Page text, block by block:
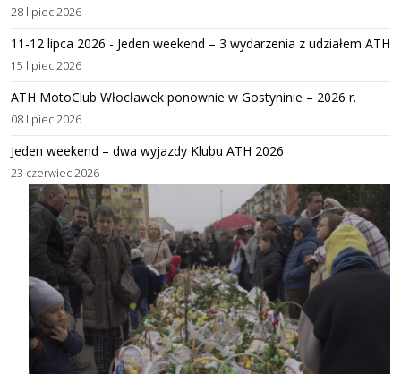
28 lipiec 2026
11-12 lipca 2026 - Jeden weekend – 3 wydarzenia z udziałem ATH
15 lipiec 2026
ATH MotoClub Włocławek ponownie w Gostyninie – 2026 r.
08 lipiec 2026
Jeden weekend – dwa wyjazdy Klubu ATH 2026
23 czerwiec 2026